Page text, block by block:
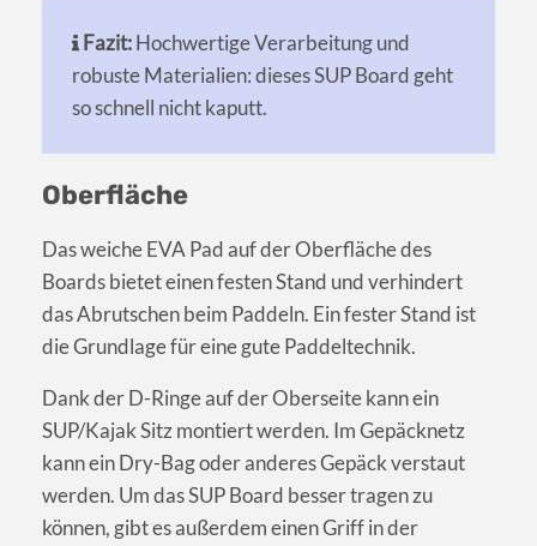
Fazit:Hochwertige Verarbeitung und
robuste Materialien: dieses SUP Board geht
so schnell nicht kaputt.
Oberfläche
Das weiche EVA Pad auf der Oberfläche des
Boards bietet einen festen Stand und verhindert
das Abrutschen beim Paddeln. Ein fester Stand ist
die Grundlage für eine gute Paddeltechnik.
Dank der D-Ringe auf der Oberseite kann ein
SUP/Kajak Sitz montiert werden. Im Gepäcknetz
kann ein Dry-Bag oder anderes Gepäck verstaut
werden. Um das SUP Board besser tragen zu
können, gibt es außerdem einen Griff in der